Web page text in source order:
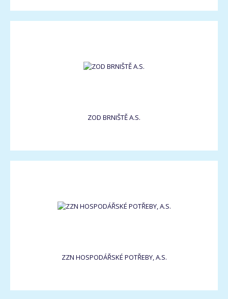
ZOD BRNIŠTĚ A.S.
ZZN HOSPODÁŘSKÉ POTŘEBY, A.S.